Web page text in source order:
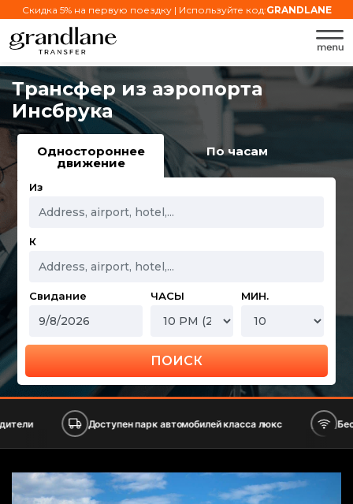
Скидка 5% на первую поездку | Используйте код:GRANDLANE
Трансфер из аэропорта
Инсбрука
Одностороннее
движение
По часам
Из
К
Свидание ЧАСЫ МИН.
ПОИСК
Доступен парк автомобилей класса люкс Бесплатный